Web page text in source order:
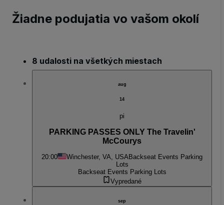
Žiadne podujatia vo vašom okolí
8 udalosti na všetkých miestach
aug
14
pi
PARKING PASSES ONLY The Travelin'
McCourys
20:00 Winchester, VA, USABackseat Events Parking
Lots
Backseat Events Parking Lots
Vypredané
sep